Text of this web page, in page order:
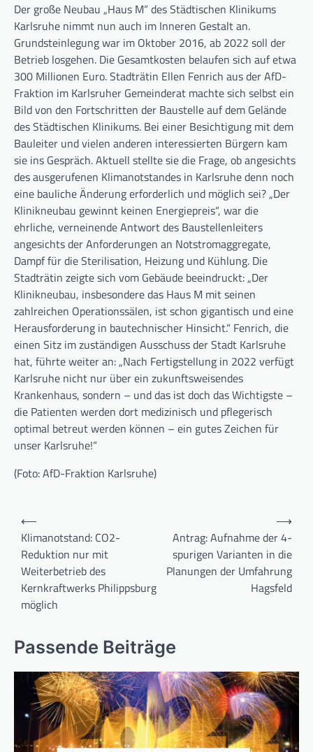
Der große Neubau „Haus M“ des Städtischen Klinikums
Karlsruhe nimmt nun auch im Inneren Gestalt an.
Grundsteinlegung war im Oktober 2016, ab 2022 soll der
Betrieb losgehen. Die Gesamtkosten belaufen sich auf etwa
300 Millionen Euro. Stadträtin Ellen Fenrich aus der AfD-
Fraktion im Karlsruher Gemeinderat machte sich selbst ein
Bild von den Fortschritten der Baustelle auf dem Gelände
des Städtischen Klinikums. Bei einer Besichtigung mit dem
Bauleiter und vielen anderen interessierten Bürgern kam
sie ins Gespräch. Aktuell stellte sie die Frage, ob angesichts
des ausgerufenen Klimanotstandes in Karlsruhe denn noch
eine bauliche Änderung erforderlich und möglich sei? „Der
Klinikneubau gewinnt keinen Energiepreis“, war die
ehrliche, verneinende Antwort des Baustellenleiters
angesichts der Anforderungen an Notstromaggregate,
Dampf für die Sterilisation, Heizung und Kühlung. Die
Stadträtin zeigte sich vom Gebäude beeindruckt: „Der
Klinikneubau, insbesondere das Haus M mit seinen
zahlreichen Operationssälen, ist schon gigantisch und eine
Herausforderung in bautechnischer Hinsicht.“ Fenrich, die
einen Sitz im zuständigen Ausschuss der Stadt Karlsruhe
hat, führte weiter an: „Nach Fertigstellung in 2022 verfügt
Karlsruhe nicht nur über ein zukunftsweisendes
Krankenhaus, sondern – und das ist doch das Wichtigste –
die Patienten werden dort medizinisch und pflegerisch
optimal betreut werden können – ein gutes Zeichen für
unser Karlsruhe!“
(Foto: AfD-Fraktion Karlsruhe)
Beitragsnavigation
⟵
Klimanotstand: CO2-
Reduktion nur mit
Weiterbetrieb des
Kernkraftwerks Philippsburg
möglich
Antrag: Aufnahme der 4-
spurigen Varianten in die
Planungen der Umfahrung
Hagsfeld
⟶
Passende Beiträge